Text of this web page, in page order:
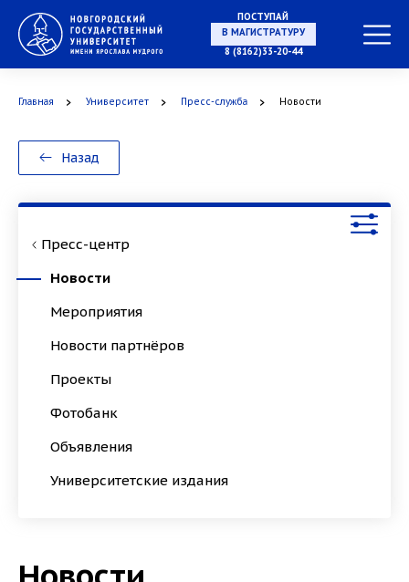
ПОСТУПАЙ
НА СПЕЦИАЛИТЕТ
8 (8162)33-20-44
Главная Университет Пресс-служба Новости
Назад
Пресс-центр
Новости
Мероприятия
Новости партнёров
Проекты
Фотобанк
Объявления
Университетские издания